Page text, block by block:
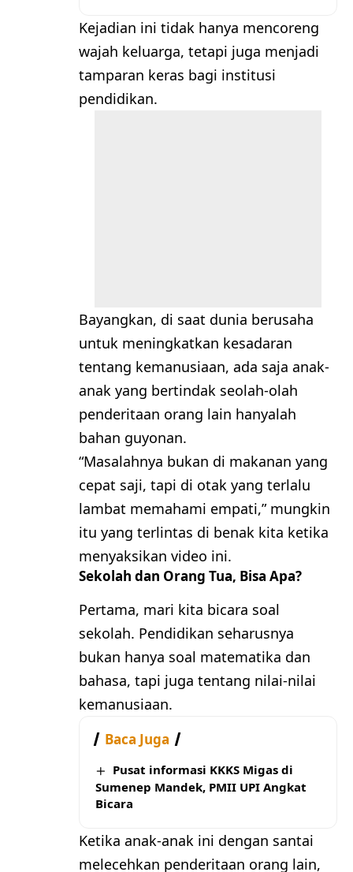
Kejadian ini tidak hanya mencoreng
wajah keluarga, tetapi juga menjadi
tamparan keras bagi institusi
pendidikan.
Bayangkan, di saat dunia berusaha
untuk meningkatkan kesadaran
tentang kemanusiaan, ada saja anak-
anak yang bertindak seolah-olah
penderitaan orang lain hanyalah
bahan guyonan.
“Masalahnya bukan di makanan yang
cepat saji, tapi di otak yang terlalu
lambat memahami empati,” mungkin
itu yang terlintas di benak kita ketika
menyaksikan video ini.
Sekolah dan Orang Tua, Bisa Apa?
Pertama, mari kita bicara soal
sekolah. Pendidikan seharusnya
bukan hanya soal matematika dan
bahasa, tapi juga tentang nilai-nilai
kemanusiaan.
Baca Juga
Pusat informasi KKKS Migas di
Sumenep Mandek, PMII UPI Angkat
Bicara
Ketika anak-anak ini dengan santai
melecehkan penderitaan orang lain,